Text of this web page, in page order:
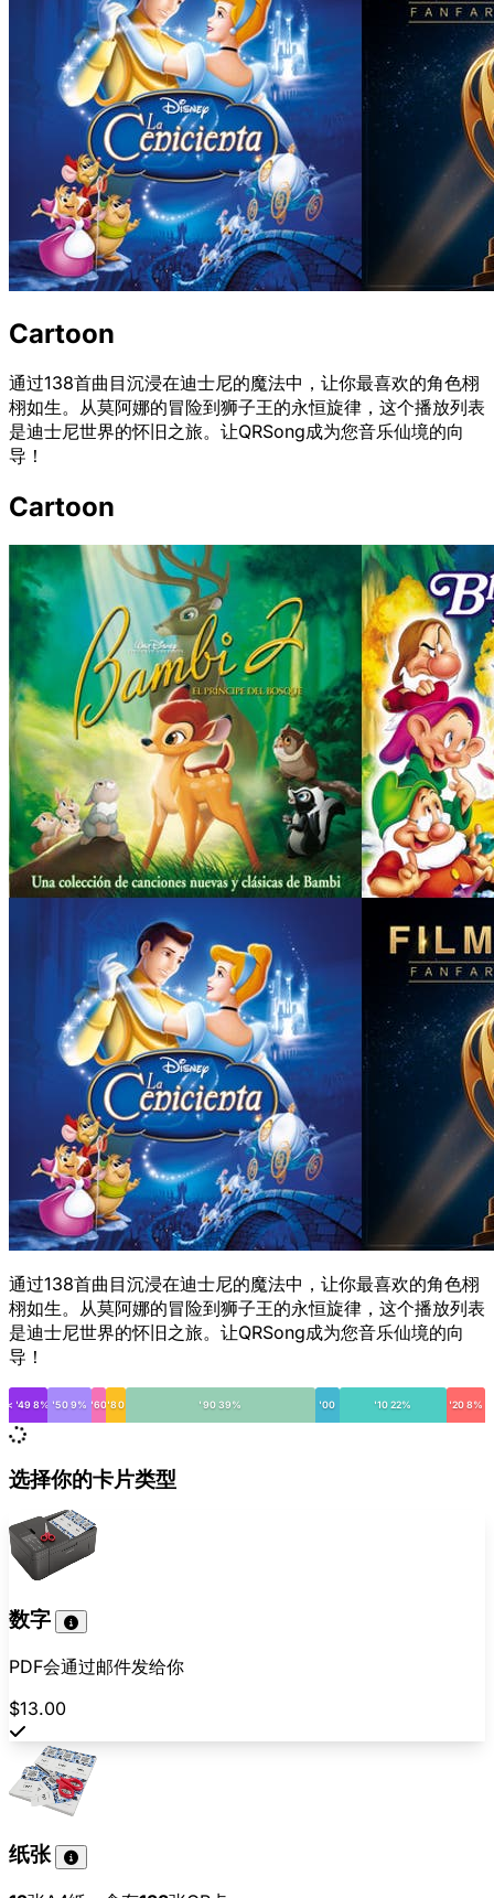
Cartoon
通过138首曲目沉浸在迪士尼的魔法中，让你最喜欢的角色栩
栩如生。从莫阿娜的冒险到狮子王的永恒旋律，这个播放列表
是迪士尼世界的怀旧之旅。让QRSong成为您音乐仙境的向
导！
Cartoon
通过138首曲目沉浸在迪士尼的魔法中，让你最喜欢的角色栩
栩如生。从莫阿娜的冒险到狮子王的永恒旋律，这个播放列表
是迪士尼世界的怀旧之旅。让QRSong成为您音乐仙境的向
导！
< '49 8% '50 9% '60'80 '90 39% '00 '10 22% '20 8%
选择你的卡片类型
数字
PDF会通过邮件发给你
$13.00
纸张